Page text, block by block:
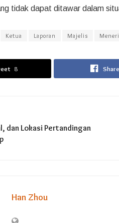
tidak dapat ditawar dalam
Ketua Laporan Majelis
8 Share
dan Lokasi Pertandingan
Han Zhou